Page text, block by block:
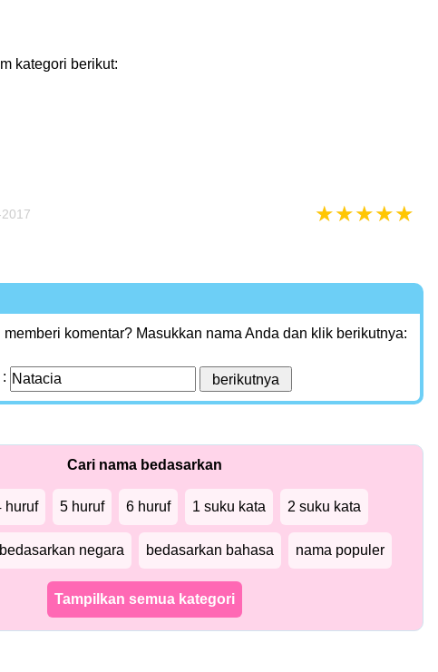
kategori berikut:
★★★★★
komentar? Masukkan nama Anda dan klik berikutnya:
Cari nama bedasarkan
huruf 5 huruf 6 huruf 1 suku kata 2 suku kata
bedasarkan negara bedasarkan bahasa nama populer
Tampilkan semua kategori